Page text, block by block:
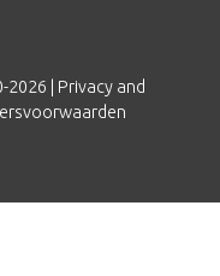
| Privacy and